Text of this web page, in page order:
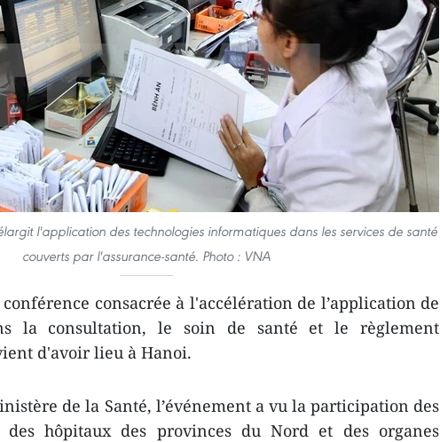
l'application des technologies informatiques dans les services de santé
couverts par l'assurance-santé. Photo : VNA
consacrée à l'accélération de l’application de
la consultation, le soin de santé et le règlement
d'avoir lieu à Hanoi.
de la Santé, l’événement a vu la participation des
des hôpitaux des provinces du Nord et des organes